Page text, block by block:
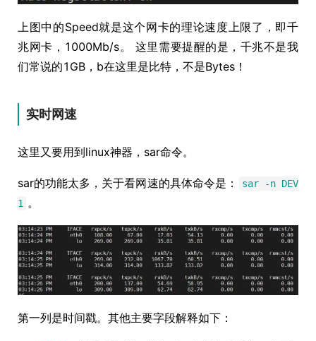
上图中的Speed就是这个网卡的理论速度上限了，即千
兆网卡，1000Mb/s。 这里需要提醒的是，千兆不是我
们常说的1GB，b在这里是比特，不是Bytes！
实时网速
这里又要用到linux神器，sar命令。
sar的功能太多，关于看网速的具体命令是：
sar -n DEV
1 。
第一列是时间戳。其他主要字段解释如下：